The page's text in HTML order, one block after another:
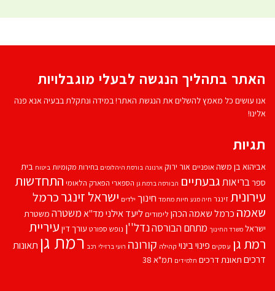
האתר בתהליך הנגשה לבעלי מוגבלויות
אנו עושים כל מאמץ להשלים את הנגשת האתר! במידה ונתקלת בבעיה אנא פנה
אלינו!
תגיות
אביהוא בן משהאופניים אור ירוק ארנונה בורסת היהלומים בחירות מקומיות ביטוח בית
ספרבריאותגבעתיים הבורסה ברמת גן הספארי הפארק הלאומי התחדשות
עירוניתזינגר חיה מנע חיות מחמד חינוך ילדים ישראל זינגרכרמל
שאמה כרמל שאמה הכהן לימודים ליעד אילנימד''אמשטרה משטרת
ישראל משרד החינוך מתחם הבורסהנדל''ן נופש ספורט עורך דין עיריית
רמת גן עסקים פינוי בינוי קהילה קורונה רועי ברזילי רכב רמת גן תאונות
דרכים תאונת דרכים תלמידים תמ"א 38